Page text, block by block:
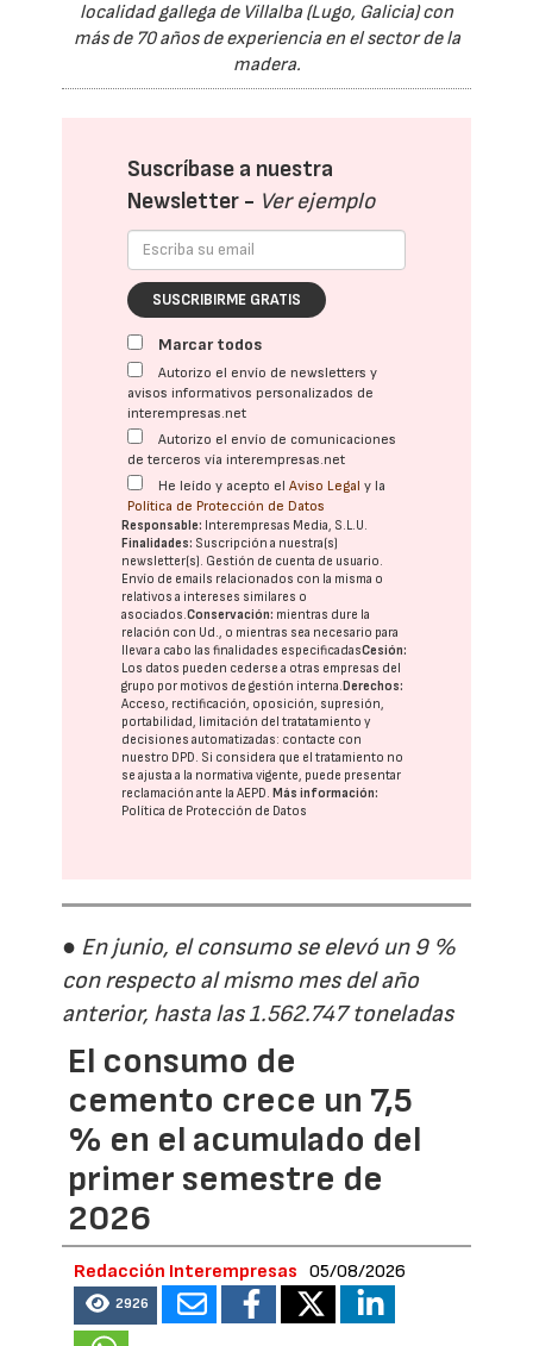
localidad gallega de Villalba (Lugo, Galicia) con
más de 70 años de experiencia en el sector de la
madera.
Suscríbase a nuestra
Newsletter - Ver ejemplo
SUSCRIBIRME GRATIS
Marcar todos
Autorizo el envío de newsletters y
avisos informativos personalizados de
interempresas.net
Autorizo el envío de comunicaciones
de terceros vía interempresas.net
He leído y acepto elAviso Legal y la
Política de Protección de Datos
Responsable: Interempresas Media, S.L.U.
Finalidades: Suscripción a nuestra(s)
newsletter(s). Gestión de cuenta de usuario.
Envío de emails relacionados con la misma o
relativos a intereses similares o
asociados.Conservación: mientras dure la
relación con Ud., o mientras sea necesario para
llevar a cabo las finalidades especificadasCesión:
Los datos pueden cederse a otras empresas del
grupo por motivos de gestión interna.Derechos:
Acceso, rectificación, oposición, supresión,
portabilidad, limitación del tratatamiento y
decisiones automatizadas: contacte con
nuestro DPD. Si considera que el tratamiento no
se ajusta a la normativa vigente, puede presentar
reclamación ante laAEPD.Más información:
Política de Protección de Datos
● En junio, el consumo se elevó un 9 %
con respecto al mismo mes del año
anterior, hasta las 1.562.747 toneladas
El consumo de
cemento crece un 7,5
% en el acumulado del
primer semestre de
2026
Redacción Interempresas 05/08/2026
2926